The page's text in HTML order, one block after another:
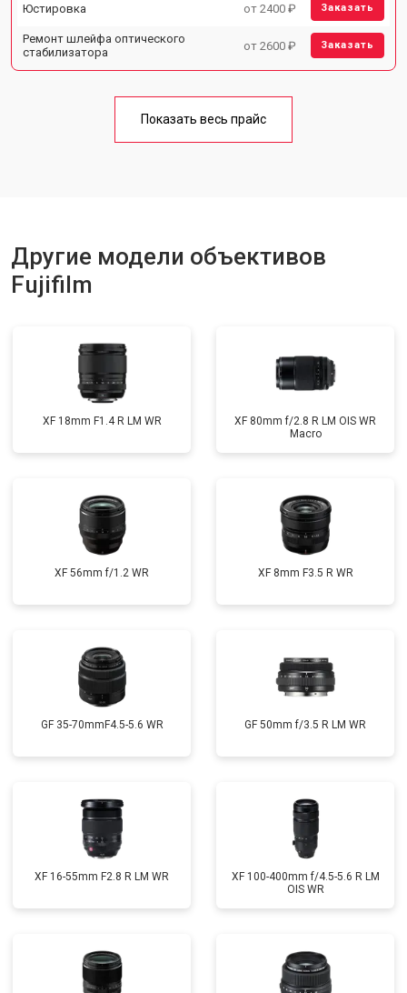
Юстировка от 2400 ₽ Заказать
Ремонт шлейфа оптического
стабилизатора
от 2600 ₽ Заказать
Показать весь прайс
Другие модели объективов
Fujifilm
XF 18mm F1.4 R LM WR
XF 80mm f/2.8 R LM OIS WR
Macro
XF 56mm f/1.2 WR XF 8mm F3.5 R WR
GF 35-70mmF4.5-5.6 WR GF 50mm f/3.5 R LM WR
XF 16-55mm F2.8 R LM WR
XF 100-400mm f/4.5-5.6 R LM
OIS WR